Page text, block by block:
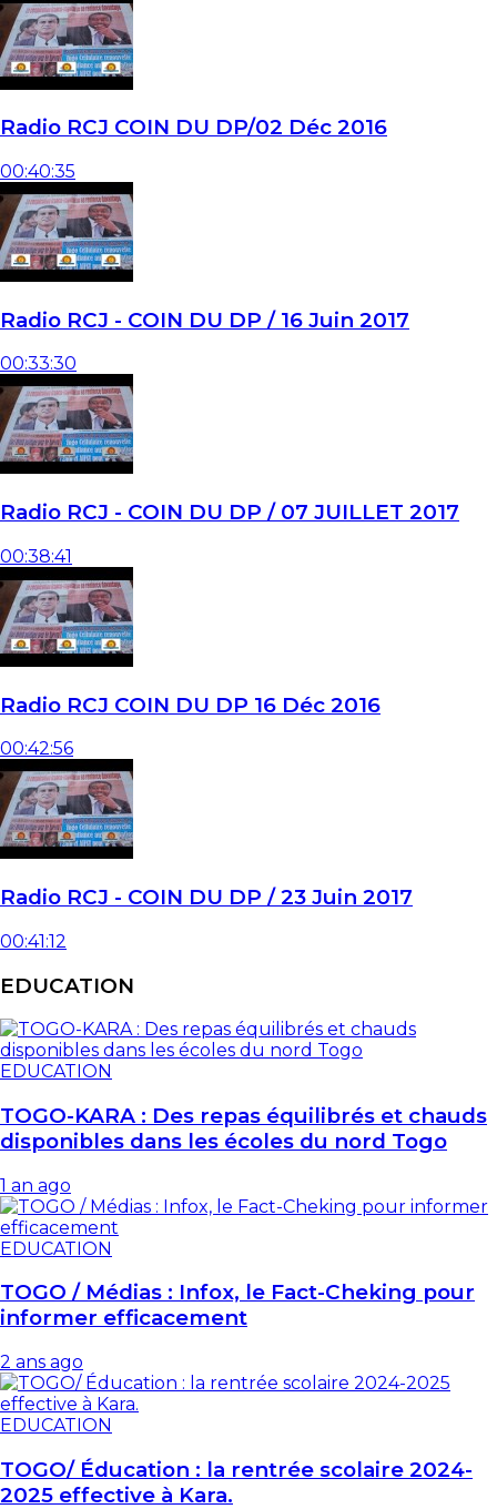
Radio RCJ COIN DU DP/02 Déc 2016
00:40:35
Radio RCJ - COIN DU DP / 16 Juin 2017
00:33:30
Radio RCJ - COIN DU DP / 07 JUILLET 2017
00:38:41
Radio RCJ COIN DU DP 16 Déc 2016
00:42:56
Radio RCJ - COIN DU DP / 23 Juin 2017
00:41:12
EDUCATION
EDUCATION
TOGO-KARA : Des repas équilibrés et chauds
disponibles dans les écoles du nord Togo
1 an ago
EDUCATION
TOGO / Médias : Infox, le Fact-Cheking pour
informer efficacement
2 ans ago
EDUCATION
TOGO/ Éducation : la rentrée scolaire 2024-
2025 effective à Kara.